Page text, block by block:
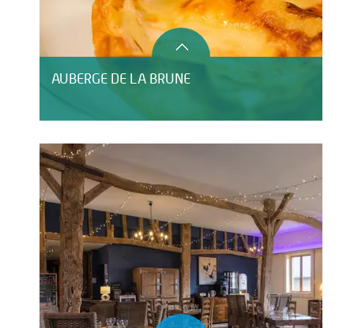
AUBERGE DE LA BRUNE